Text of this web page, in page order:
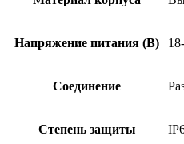
Напряжение питания (В)
Соединение
Степень защиты